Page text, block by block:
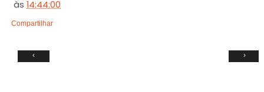
às14:44:00
Compartilhar
‹ ›